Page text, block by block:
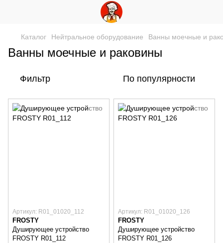
Каталог Нейтральное оборудование Ванны моечные и
Ванны моечные и раковины
Фильтр По популярности
Артикул: R01_01020_112
FROSTY
Душирующее устройство
FROSTY R01_112
Артикул: R01_01020_126
FROSTY
Душирующее устройство
FROSTY R01_126